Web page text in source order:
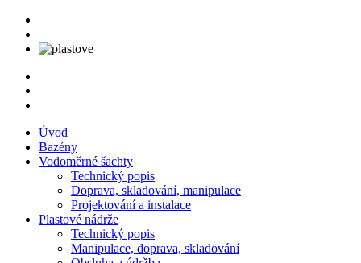
Úvod
Bazény
Vodoměrné šachty
Technický popis
Doprava, skladování, manipulace
Projektování a instalace
Plastové nádrže
Technický popis
Manipulace, doprava, skladování